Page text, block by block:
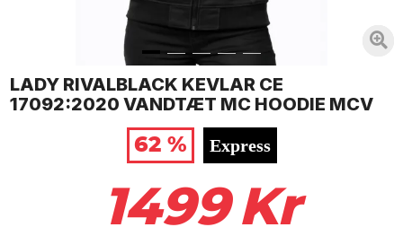
LADY RIVALBLACK KEVLAR CE
17092:2020 VANDTÆT MC HOODIE MCV
62 %
Express
1499 Kr